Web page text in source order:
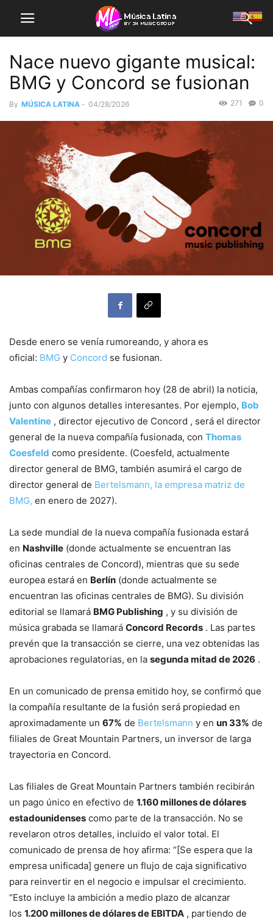
Nace nuevo gigante musical:
BMG y Concord se fusionan
By MÚSICA LATINA - 04/28/2026 0
271
Desde enero se venía rumoreando, y ahora es
oficial: BMG y Concord se fusionan.
Ambas compañías confirmaron hoy (28 de abril) la noticia,
junto con algunos detalles interesantes. Por ejemplo, Bob
Valentine , director ejecutivo de Concord , será el director
general de la nueva compañía fusionada, con Thomas
Coesfeld como presidente. (Coesfeld, actualmente
director general de BMG, también asumirá el cargo de
director general de Bertelsmann, la empresa matriz de
BMG, en enero de 2027).
La sede mundial de la nueva compañía fusionada estará
en Nashville (donde actualmente se encuentran las
oficinas centrales de Concord), mientras que su sede
europea estará en Berlín (donde actualmente se
encuentran las oficinas centrales de BMG). Su división
editorial se llamará BMG Publishing , y su división de
música grabada se llamará Concord Records . Las partes
prevén que la transacción se cierre, una vez obtenidas las
aprobaciones regulatorias, en la segunda mitad de 2026 .
En un comunicado de prensa emitido hoy, se confirmó que
la compañía resultante de la fusión será propiedad en
aproximadamente un 67% de Bertelsmann y en un 33% de
filiales de Great Mountain Partners, un inversor de larga
trayectoria en Concord.
Las filiales de Great Mountain Partners también recibirán
un pago único en efectivo de 1.160 millones de dólares
estadounidenses como parte de la transacción. No se
revelaron otros detalles, incluido el valor total. El
comunicado de prensa de hoy afirma: “[Se espera que la
empresa unificada] genere un flujo de caja significativo
para reinvertir en el negocio e impulsar el crecimiento.
“Esto incluye la ambición a medio plazo de alcanzar
los 1.200 millones de dólares de EBITDA , partiendo de